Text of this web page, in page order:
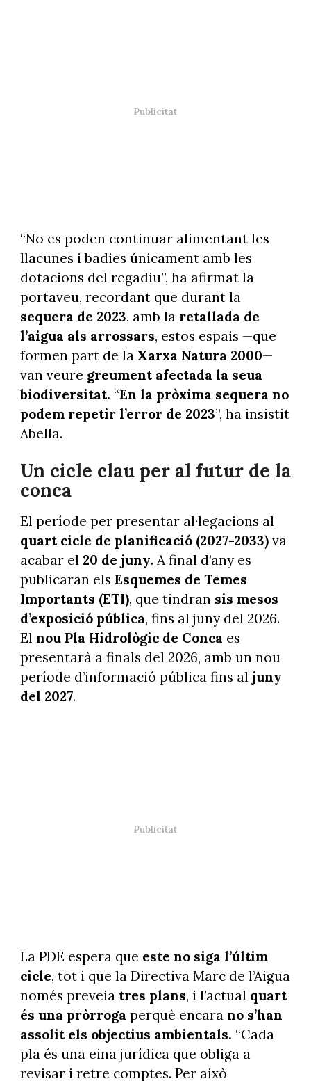
“No es poden continuar alimentant les
llacunes i badies únicament amb les
dotacions del regadiu”, ha afirmat la
portaveu, recordant que durant la
sequera de 2023, amb la retallada de
l’aigua als arrossars, estos espais —que
formen part de la Xarxa Natura 2000—
van veure greument afectada la seua
biodiversitat. “En la pròxima sequera no
podem repetir l’error de 2023”, ha insistit
Abella.
Un cicle clau per al futur de la
conca
El període per presentar al·legacions al
quart cicle de planificació (2027-2033)va
acabar el 20 de juny. A final d’any es
publicaran els Esquemes de Temes
Importants (ETI), que tindran sis mesos
d’exposició pública, fins al juny del 2026.
El nou Pla Hidrològic de Conca es
presentarà a finals del 2026, amb un nou
període d’informació pública fins al juny
del 2027.
La PDE espera que este no siga l’últim
cicle, tot i que la Directiva Marc de l’Aigua
només preveia tres plans, i l’actual quart
és una pròrroga perquè encara no s’han
assolit els objectius ambientals. “Cada
pla és una eina jurídica que obliga a
revisar i retre comptes. Per això